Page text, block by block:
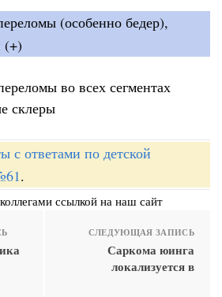
(особенно бедер),
(+)
во всех сегментах
склеры
с ответами по детской
.
ссылкой на наш сайт
СЛЕДУЮЩАЯ ЗАПИСЬ
Саркома юинга
локализуется в